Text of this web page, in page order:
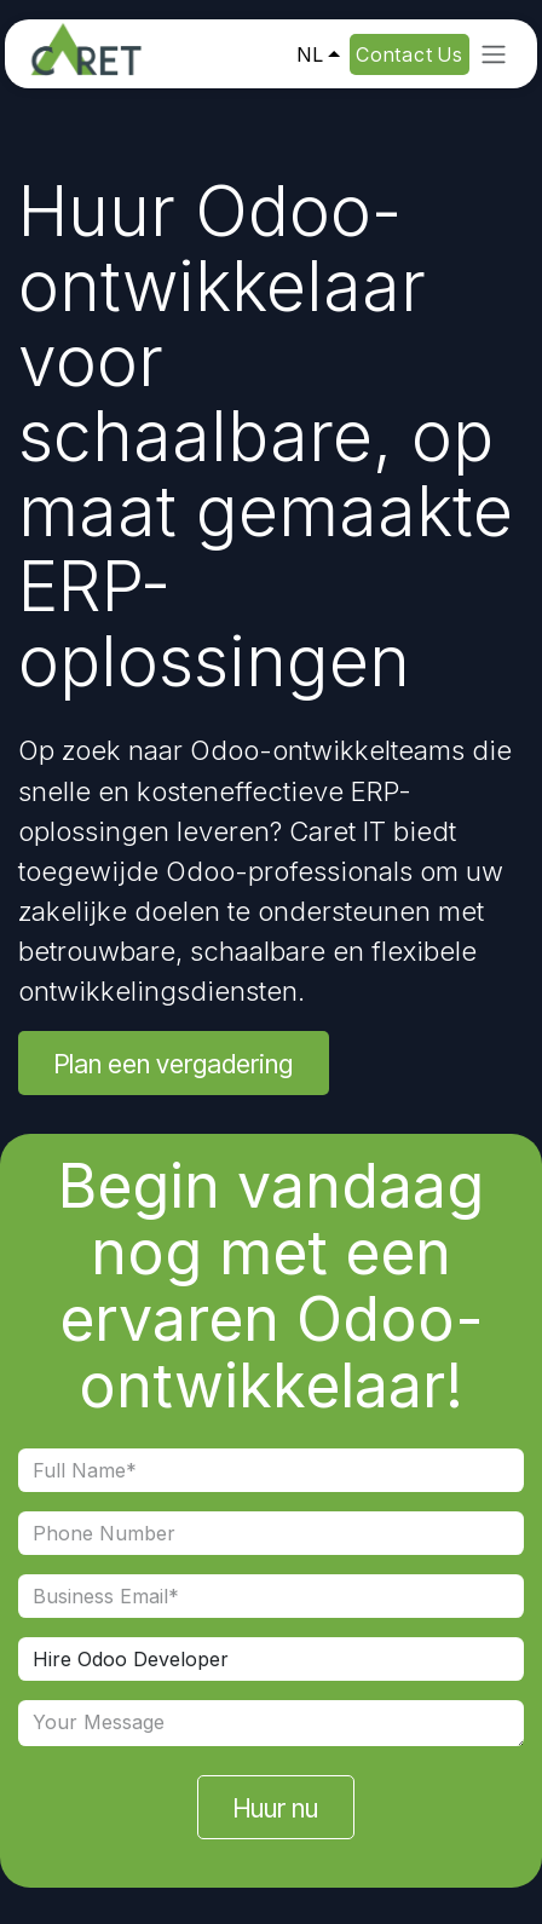
NL Contact Us
Huur Odoo-
ontwikkelaar
voor
schaalbare, op
maat gemaakte
ERP-
oplossingen
Op zoek naar Odoo-ontwikkelteams die
snelle en kosteneffectieve ERP-
oplossingen leveren? Caret IT biedt
toegewijde Odoo-professionals om uw
zakelijke doelen te ondersteunen met
betrouwbare, schaalbare en flexibele
ontwikkelingsdiensten.
Plan een vergadering
Begin vandaag
nog met een
ervaren Odoo-
ontwikkelaar!
Huur nu